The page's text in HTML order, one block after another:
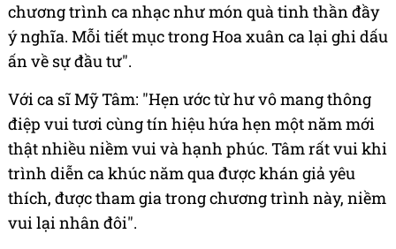
chương trình ca nhạc như món quà tinh thần đầy
ý nghĩa. Mỗi tiết mục trong Hoa xuân ca lại ghi dấu
ấn về sự đầu tư".
Với ca sĩ Mỹ Tâm: "Hẹn ước từ hư vô mang thông
điệp vui tươi cùng tín hiệu hứa hẹn một năm mới
thật nhiều niềm vui và hạnh phúc. Tâm rất vui khi
trình diễn ca khúc năm qua được khán giả yêu
thích, được tham gia trong chương trình này, niềm
vui lại nhân đôi".